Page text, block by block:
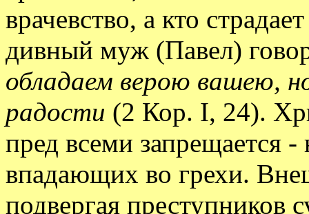
врачевство, а кто
дивный муж (Павел)
обладаем верою вашею,
радости (2 Кор. I, 24).
пред всеми запрещается -
впадающих во грехи.
подвергая преступников